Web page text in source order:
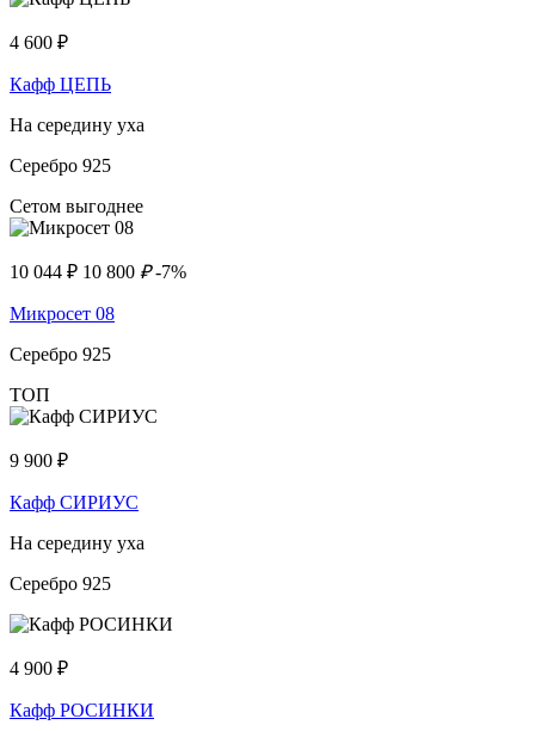
4 600 ₽
Кафф ЦЕПЬ
На середину уха
Серебро 925
Сетом выгоднее
10 044 ₽ 10 800 ₽ -7%
Микросет 08
Серебро 925
ТОП
9 900 ₽
Кафф СИРИУС
На середину уха
Серебро 925
4 900 ₽
Кафф РОСИНКИ